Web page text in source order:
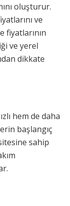
oluşturur.
ve
fiyatlarının
ve yerel
dikkate
hem de daha
başlangıç
sahip